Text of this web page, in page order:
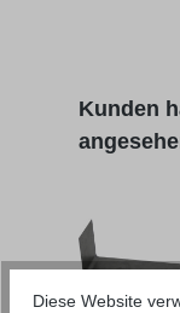
Kunden
Diese Website